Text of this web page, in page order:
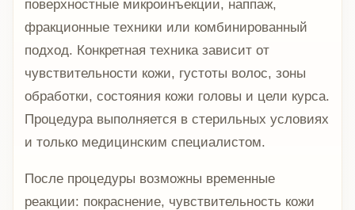
поверхностные микроинъекции, наппаж,
фракционные техники или комбинированный
подход. Конкретная техника зависит от
чувствительности кожи, густоты волос, зоны
обработки, состояния кожи головы и цели курса.
Процедура выполняется в стерильных условиях
и только медицинским специалистом.
После процедуры возможны временные
реакции: покраснение, чувствительность кожи